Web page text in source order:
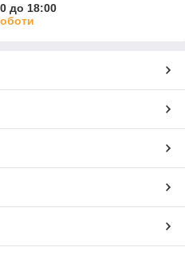
до 18:00